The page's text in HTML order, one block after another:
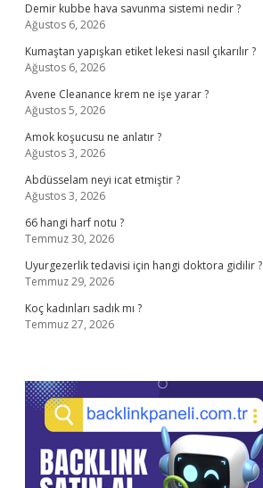
Demir kubbe hava savunma sistemi nedir ?
Ağustos 6, 2026
Kumaştan yapışkan etiket lekesi nasıl çıkarılır ?
Ağustos 6, 2026
Avene Cleanance krem ne işe yarar ?
Ağustos 5, 2026
Amok koşucusu ne anlatır ?
Ağustos 3, 2026
Abdüsselam neyi icat etmiştir ?
Ağustos 3, 2026
66 hangi harf notu ?
Temmuz 30, 2026
Uyurgezerlik tedavisi için hangi doktora gidilir ?
Temmuz 29, 2026
Koç kadınları sadık mı ?
Temmuz 27, 2026